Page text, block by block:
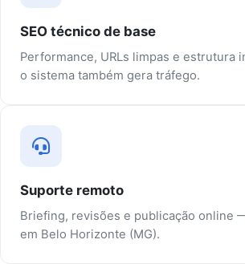
SEO técnico de base
Performance, URLs limpas e estrutura
o sistema também gera tráfego.
Suporte remoto
Briefing, revisões e publicação online
em Belo Horizonte (MG).